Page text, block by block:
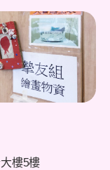
樓5樓